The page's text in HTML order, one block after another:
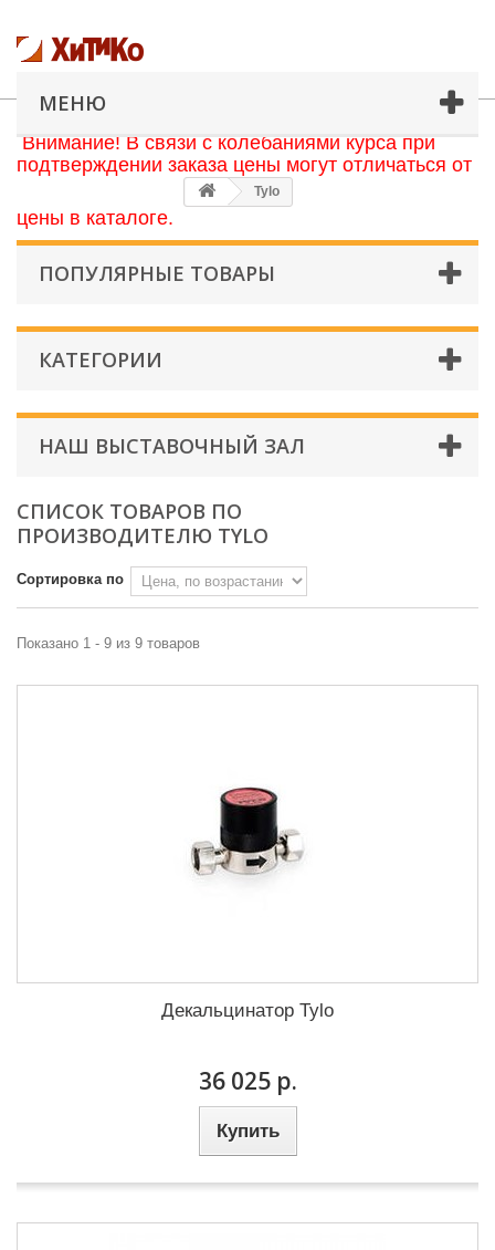
МЕНЮ
Внимание! В связи с колебаниями курса при
подтверждении заказа цены могут отличаться от
цены в каталоге.
Tylo
ПОПУЛЯРНЫЕ ТОВАРЫ
КАТЕГОРИИ
НАШ ВЫСТАВОЧНЫЙ ЗАЛ
СПИСОК ТОВАРОВ ПО
ПРОИЗВОДИТЕЛЮ TYLO
Сортировка по
Показано 1 - 9 из 9 товаров
Декальцинатор Tylo
36 025 р.
Купить